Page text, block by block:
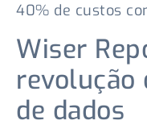
40% de custos
Wiser
revolução
de dados